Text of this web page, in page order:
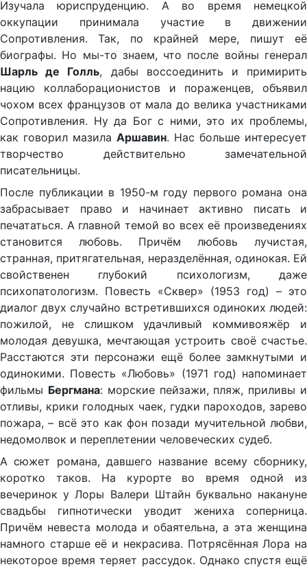
Изучала юриспруденцию. А во время немецкой
оккупации принимала участие в движении
Сопротивления. Так, по крайней мере, пишут её
биографы. Но мы-то знаем, что после войны генерал
Шарль де Голль, дабы воссоединить и примирить
нацию коллаборационистов и пораженцев, объявил
чохом всех французов от мала до велика участниками
Сопротивления. Ну да Бог с ними, это их проблемы,
как говорил мазила Аршавин. Нас больше интересует
творчество действительно замечательной
писательницы.
После публикации в 1950-м году первого романа она
забрасывает право и начинает активно писать и
печататься. А главной темой во всех её произведениях
становится любовь. Причём любовь лучистая,
странная, притягательная, неразделённая, одинокая. Ей
свойственен глубокий психологизм, даже
психопатологизм. Повесть «Сквер» (1953 год) – это
диалог двух случайно встретившихся одиноких людей:
пожилой, не слишком удачливый коммивояжёр и
молодая девушка, мечтающая устроить своё счастье.
Расстаются эти персонажи ещё более замкнутыми и
одинокими. Повесть «Любовь» (1971 год) напоминает
фильмы Бергмана: морские пейзажи, пляж, приливы и
отливы, крики голодных чаек, гудки пароходов, зарево
пожара, – всё это как фон позади мучительной любви,
недомолвок и переплетении человеческих судеб.
А сюжет романа, давшего название всему сборнику,
коротко таков. На курорте во время одной из
вечеринок у Лоры Валери Штайн буквально накануне
свадьбы гипнотически уводит жениха соперница.
Причём невеста молода и обаятельна, а эта женщина
намного старше её и некрасива. Потрясённая Лора на
некоторое время теряет рассудок. Однако спустя ещё